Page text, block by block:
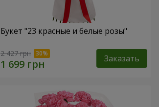
Букет "23 красные и белые розы"
2 427 грн Заказать